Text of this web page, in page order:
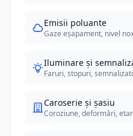
Emisii poluante
Gaze eșapament, nivel
Iluminare și
Faruri, stopuri,
Caroserie și șasiu
Coroziune, deformări,